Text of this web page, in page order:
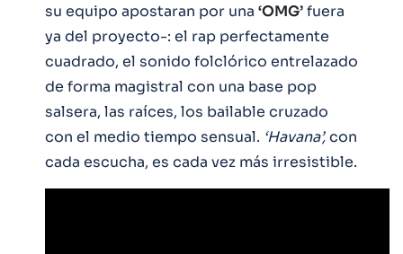
su equipo apostaran por una ‘OMG’fuera
ya del proyecto-: el rap perfectamente
cuadrado, el sonido folclórico entrelazado
de forma magistral con una base pop
salsera, las raíces, los bailable cruzado
con el medio tiempo sensual. ‘Havana’,con
cada escucha, es cada vez más irresistible.